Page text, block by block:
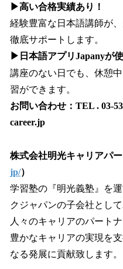
▶高い合格実績あり！
経験豊富な日本語講師が
徹底サポートします。
▶日本語アプリJapanyが
講座のない日でも、休憩
習ができます。
お問い合わせ：TEL . 03-
career.jp
株式会社明光キャリアパ
jp/）
学習塾の『明光義塾』を
クジャパンの子会社とし
人々のキャリアのパート
豊かなキャリアの実現を
なる発展に貢献致します。